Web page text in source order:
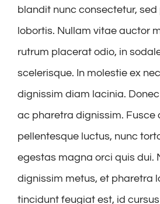
blandit nunc consectetur,
lobortis. Nullam vitae auctor
rutrum placerat odio, in
scelerisque. In molestie ex
dignissim diam lacinia.
ac pharetra dignissim. Fusce
pellentesque luctus, nunc
egestas magna orci quis dui.
dignissim metus, et pharetra
tincidunt feugiat est, id